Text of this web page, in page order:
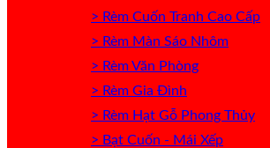
> Rèm Cuốn Tranh Cao Cấp
> Rèm Màn Sáo Nhôm
> Rèm Văn Phòng
> Rèm Gia Đình
> Rèm Hạt Gỗ Phong Thủy
> Bạt Cuốn - Mái Xếp